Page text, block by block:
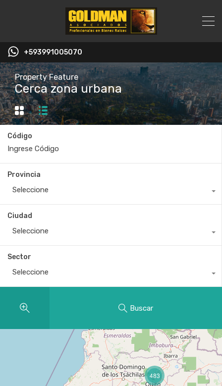
+593991005070
Property Feature
Cerca zona urbana
Código
Provincia
Seleccione
Ciudad
Seleccione
Sector
Seleccione
Buscar
483